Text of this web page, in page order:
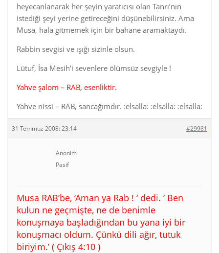
heyecanlanarak her şeyin yaratıcısı olan Tanrı’nın
istediği şeyi yerine getireceğini düşünebilirsiniz. Ama
Musa, hala gitmemek için bir bahane aramaktaydı.
Rabbin sevgisi ve ışığı sizinle olsun.
Lütuf, İsa Mesih’i sevenlere ölümsüz sevgiyle !
Yahve şalom – RAB, esenliktir.
Yahve nissi – RAB, sancağımdır. :elsalla: :elsalla: :elsalla:
31 Temmuz 2008: 23:14 #29981
Anonim
Pasif
Musa RAB’be, ‘Aman ya Rab ! ‘ dedi. ‘ Ben
kulun ne geçmişte, ne de benimle
konuşmaya başladığından bu yana iyi bir
konuşmacı oldum. Çünkü dili ağır, tutuk
biriyim.’ ( Çıkış 4:10 )